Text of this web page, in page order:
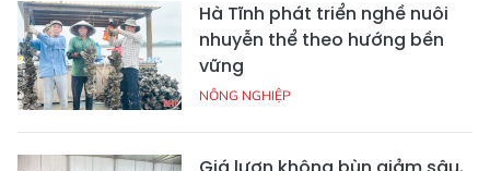
Hà Tĩnh phát triển nghề nuôi
nhuyễn thể theo hướng bền
vững
NÔNG NGHIỆP